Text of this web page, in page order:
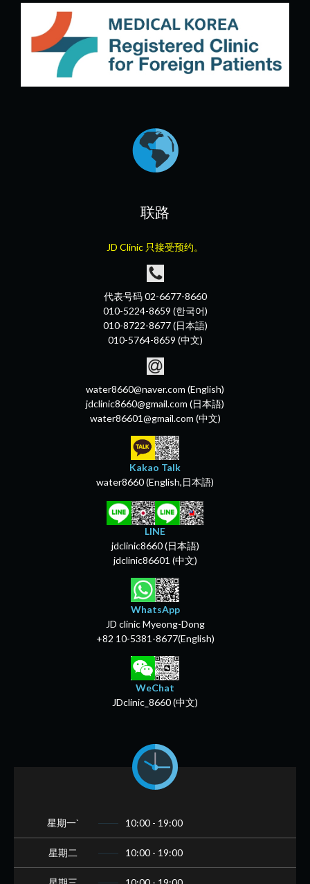
联路
JD Clinic 只接受预约。
代表号码 02-6677-8660
010-5224-8659 (한국어)
010-8722-8677 (日本語)
010-5764-8659 (中文)
water8660@naver.com (English)
jdclinic8660@gmail.com (日本語)
water86601@gmail.com (中文)
Kakao Talk
water8660 (English,日本語)
LINE
jdclinic8660 (日本語)
jdclinic86601 (中文)
WhatsApp
JD clinic Myeong-Dong
+82 10-5381-8677(English)
WeChat
JDclinic_8660 (中文)
星期一` 10:00 - 19:00
星期二 10:00 - 19:00